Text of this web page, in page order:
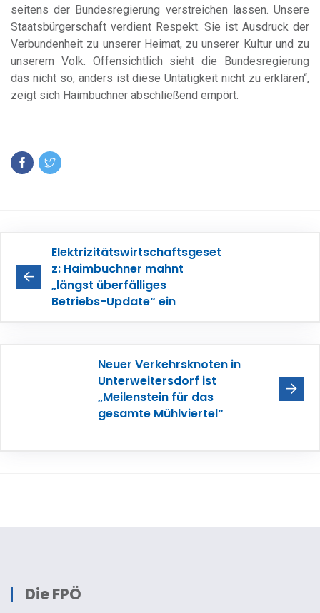
seitens der Bundesregierung verstreichen lassen. Unsere
Staatsbürgerschaft verdient Respekt. Sie ist Ausdruck der
Verbundenheit zu unserer Heimat, zu unserer Kultur und zu
unserem Volk. Offensichtlich sieht die Bundesregierung
das nicht so, anders ist diese Untätigkeit nicht zu erklären“,
zeigt sich Haimbuchner abschließend empört.
Elektrizitätswirtschaftsgeset
z: Haimbuchner mahnt
„längst überfälliges
Betriebs-Update“ ein
Neuer Verkehrsknoten in
Unterweitersdorf ist
„Meilenstein für das
gesamte Mühlviertel“
Die FPÖ